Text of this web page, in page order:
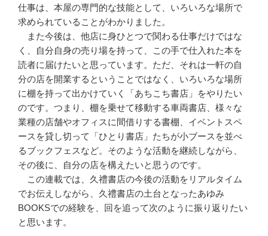
仕事は、本屋の専門的な技能として、いろいろな場所で
求められていることがわかりました。
また今後は、他店に身ひとつで関わる仕事だけではな
く、自分自身の売り場を持って、この手で仕入れた本を
読者に届けたいと思っています。ただ、それは一軒の自
分の店を開業するということではなく、いろいろな場所
に棚を持って出かけていく「あちこち書店」をやりたい
のです。つまり、棚を乗せて移動する車両書店、様々な
業種の店舗やオフィスに間借りする書棚、イベントスペ
ースを貸し切って「ひとり書店」たちが小ブースを並べ
るブックフェスなど。そのような活動を継続しながら、
その後に、自分の店を構えたいと思うのです。
この連載では、久禮書店の今後の活動をリアルタイム
でお伝えしながら、久禮書店の土台となったあゆみ
BOOKSでの経験を、回を追って次のように振り返りたい
と思います。